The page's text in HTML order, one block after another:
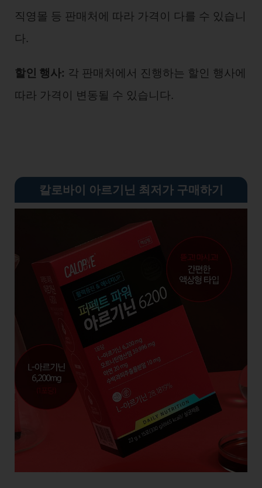
직영몰 등 판매처에 따라 가격이 다를 수 있습니
다.
할인 행사: 각 판매처에서 진행하는 할인 행사에
따라 가격이 변동될 수 있습니다.
칼로바이 아르기닌 최저가 구매하기